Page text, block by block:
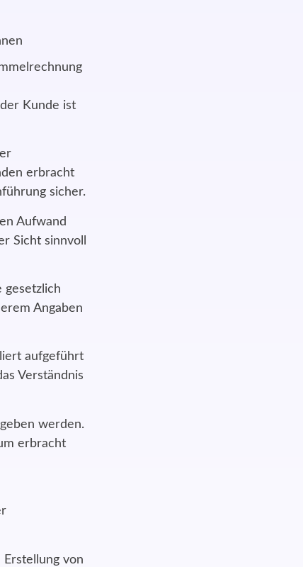
Kunde ist
erbracht
sicher.
Aufwand
Sicht sinnvoll
gesetzlich
Angaben
aufgeführt
Verständnis
werden.
erbracht
von